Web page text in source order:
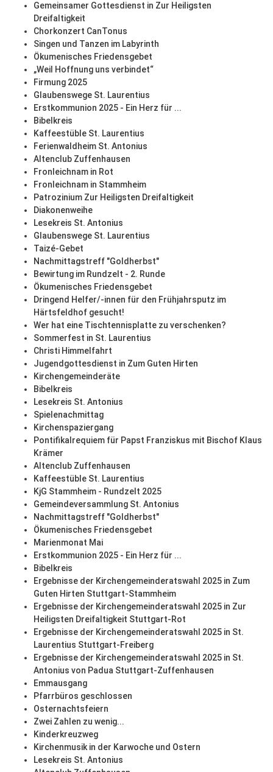
Gemeinsamer Gottesdienst in Zur Heiligsten
Dreifaltigkeit
Chorkonzert CanTonus
Singen und Tanzen im Labyrinth
Ökumenisches Friedensgebet
„Weil Hoffnung uns verbindet“
Firmung 2025
Glaubenswege St. Laurentius
Erstkommunion 2025 - Ein Herz für ...
Bibelkreis
Kaffeestüble St. Laurentius
Ferienwaldheim St. Antonius
Altenclub Zuffenhausen
Fronleichnam in Rot
Fronleichnam in Stammheim
Patrozinium Zur Heiligsten Dreifaltigkeit
Diakonenweihe
Lesekreis St. Antonius
Glaubenswege St. Laurentius
Taizé-Gebet
Nachmittagstreff "Goldherbst"
Bewirtung im Rundzelt - 2. Runde
Ökumenisches Friedensgebet
Dringend Helfer/-innen für den Frühjahrsputz im
Härtsfeldhof gesucht!
Wer hat eine Tischtennisplatte zu verschenken?
Sommerfest in St. Laurentius
Christi Himmelfahrt
Jugendgottesdienst in Zum Guten Hirten
Kirchengemeinderäte
Bibelkreis
Lesekreis St. Antonius
Spielenachmittag
Kirchenspaziergang
Pontifikalrequiem für Papst Franziskus mit Bischof Klaus
Krämer
Altenclub Zuffenhausen
Kaffeestüble St. Laurentius
KjG Stammheim - Rundzelt 2025
Gemeindeversammlung St. Antonius
Nachmittagstreff "Goldherbst"
Ökumenisches Friedensgebet
Marienmonat Mai
Erstkommunion 2025 - Ein Herz für ...
Bibelkreis
Ergebnisse der Kirchengemeinderatswahl 2025 in Zum
Guten Hirten Stuttgart-Stammheim
Ergebnisse der Kirchengemeinderatswahl 2025 in Zur
Heiligsten Dreifaltigkeit Stuttgart-Rot
Ergebnisse der Kirchengemeinderatswahl 2025 in St.
Laurentius Stuttgart-Freiberg
Ergebnisse der Kirchengemeinderatswahl 2025 in St.
Antonius von Padua Stuttgart-Zuffenhausen
Emmausgang
Pfarrbüros geschlossen
Osternachtsfeiern
Zwei Zahlen zu wenig...
Kinderkreuzweg
Kirchenmusik in der Karwoche und Ostern
Lesekreis St. Antonius